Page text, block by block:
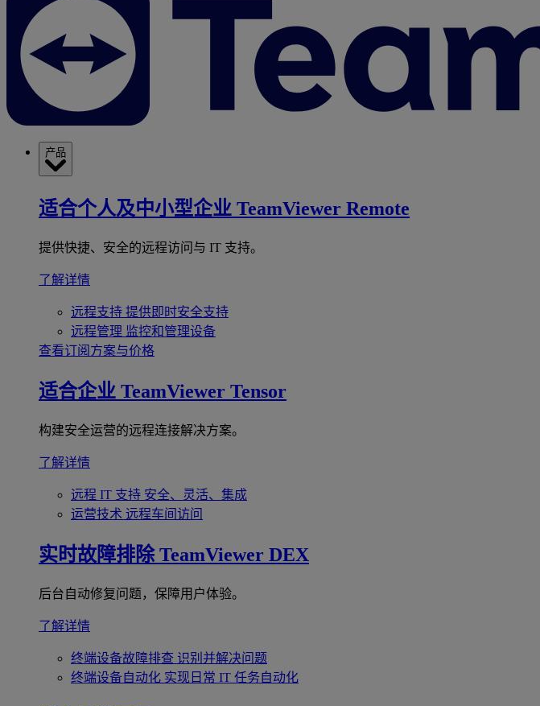
产品
适合个人及中小型企业 TeamViewer Remote
提供快捷、安全的远程访问与 IT 支持。
了解详情
远程支持 提供即时安全支持
远程管理 监控和管理设备
查看订阅方案与价格
适合企业 TeamViewer Tensor
构建安全运营的远程连接解决方案。
了解详情
远程 IT 支持 安全、灵活、集成
运营技术 远程车间访问
实时故障排除 TeamViewer DEX
后台自动修复问题，保障用户体验。
了解详情
终端设备故障排查 识别并解决问题
终端设备自动化 实现日常 IT 任务自动化